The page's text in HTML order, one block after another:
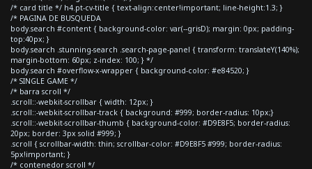
/* card title */ h4.pt-cv-title { text-align:center!important; line-height:1.3; }
/* PAGINA DE BUSQUEDA
body.search #content { background-color: var(--grisD); margin: 0px; padding-
top:40px; }
body.search .stunning-search .search-page-panel { transform: translateY(140%);
margin-bottom: 60px; z-index: 100; } */
body.search #overflow-x-wrapper { background-color: #e84520; }
/* SINGLE GAME */
/* barra scroll */
.scroll::-webkit-scrollbar { width: 12px; }
.scroll::-webkit-scrollbar-track { background: #999; border-radius: 10px;}
.scroll::-webkit-scrollbar-thumb { background-color: #D9E8F5; border-radius:
20px; border: 3px solid #999; }
.scroll { scrollbar-width: thin; scrollbar-color: #D9E8F5 #999; border-radius:
5px!important; }
/* contenedor scroll */